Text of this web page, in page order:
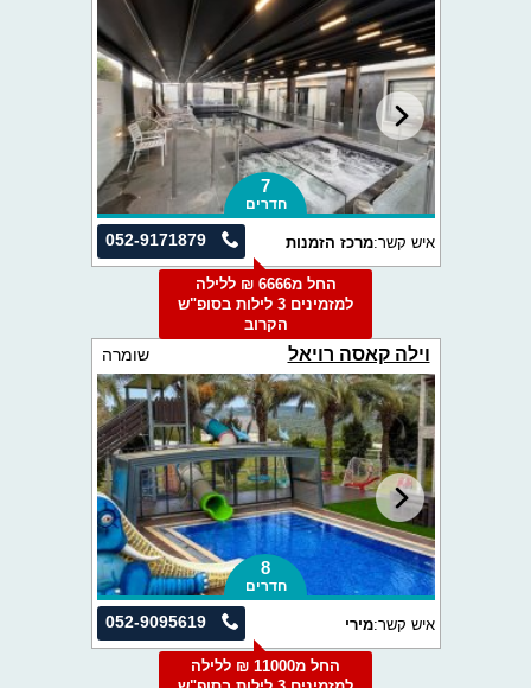
7
חדרים
052-9171879 איש קשר:מרכז הזמנות
החל מ6666 ₪ ללילה
למזמינים 3 לילות בסופ"ש
הקרוב
וילה קאסה רויאל שומרה
8
חדרים
052-9095619 איש קשר:מירי
החל מ11000 ₪ ללילה